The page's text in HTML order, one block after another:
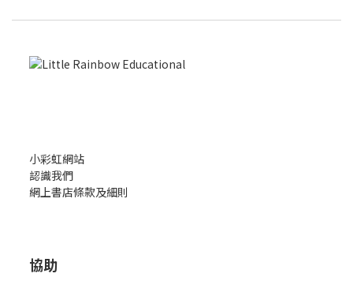
小彩虹網站
認識我們
網上書店條款及細則
協助